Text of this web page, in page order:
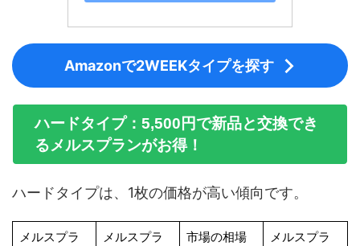
Amazonで2WEEKタイプを探す
ハードタイプ：5,500円で新品と交換でき
るメルスプランがお得！
ハードタイプは、1枚の価格が高い傾向です。
メルスプラ
メルスプラ
市場の相場
メルスプラ